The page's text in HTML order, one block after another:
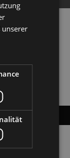
unserer